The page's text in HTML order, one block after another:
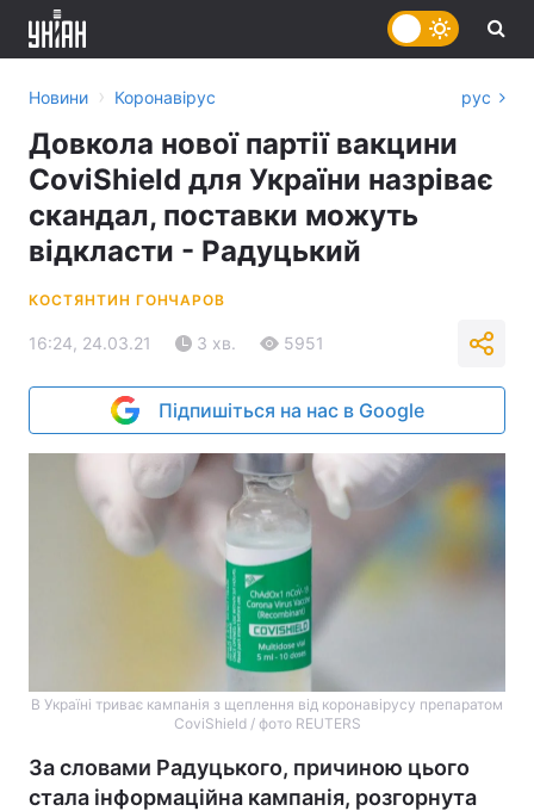
Новини › Коронавірус рус
Довкола нової партії вакцини
CoviShield для України назріває
скандал, поставки можуть
відкласти - Радуцький
КОСТЯНТИН ГОНЧАРОВ
16:24, 24.03.21 3 хв. 5951
Підпишіться на нас в Google
В Україні триває кампанія з щеплення від коронавірусу препаратом
CoviShield / фото REUTERS
За словами Радуцького, причиною цього
стала інформаційна кампанія, розгорнута